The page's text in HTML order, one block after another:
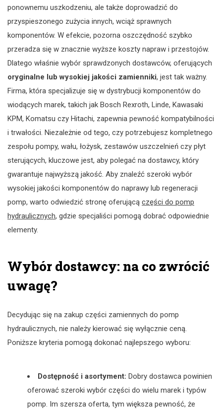
ponownemu uszkodzeniu, ale także doprowadzić do
przyspieszonego zużycia innych, wciąż sprawnych
komponentów. W efekcie, pozorna oszczędność szybko
przeradza się w znacznie wyższe koszty napraw i przestojów.
Dlatego właśnie wybór sprawdzonych dostawców, oferujących
oryginalne lub wysokiej jakości zamienniki, jest tak ważny.
Firma, która specjalizuje się w dystrybucji komponentów do
wiodących marek, takich jak Bosch Rexroth, Linde, Kawasaki
KPM, Komatsu czy Hitachi, zapewnia pewność kompatybilności
i trwałości. Niezależnie od tego, czy potrzebujesz kompletnego
zespołu pompy, wału, łożysk, zestawów uszczelnień czy płyt
sterujących, kluczowe jest, aby polegać na dostawcy, który
gwarantuje najwyższą jakość. Aby znaleźć szeroki wybór
wysokiej jakości komponentów do naprawy lub regeneracji
pomp, warto odwiedzić stronę oferującą części do pomp
hydraulicznych, gdzie specjaliści pomogą dobrać odpowiednie
elementy.
Wybór dostawcy: na co zwrócić
uwagę?
Decydując się na zakup części zamiennych do pomp
hydraulicznych, nie należy kierować się wyłącznie ceną.
Poniższe kryteria pomogą dokonać najlepszego wyboru:
Dostępność i asortyment: Dobry dostawca powinien
oferować szeroki wybór części do wielu marek i typów
pomp. Im szersza oferta, tym większa pewność, że